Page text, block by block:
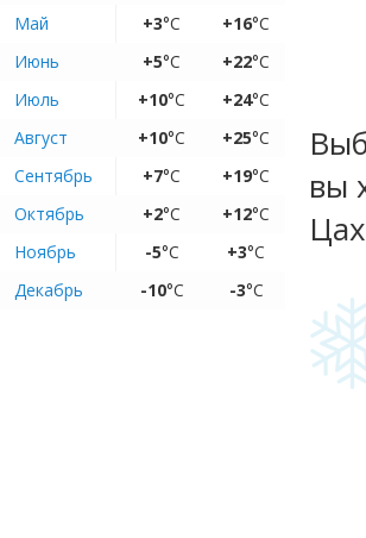
Май
+3°C +16°C
Июнь
+5°C +22°C
Июль
+10°C +24°C
Август
+10°C +25°C
Сентябрь
+7°C +19°C
Октябрь
+2°C +12°C
Ноябрь
-5°C +3°C
Декабрь
-10°C -3°C
вы